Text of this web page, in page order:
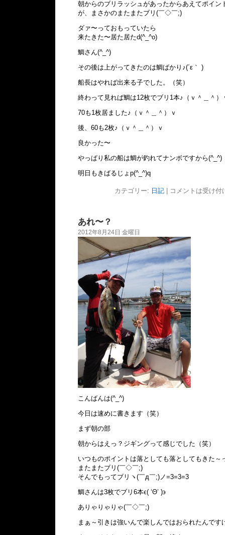
朝からのブリラッシュがあったからあえてポイン
が、まさかのまたまたブリ(￣◇￣;)
ダァ〜っておもっていたら
来たきた〜居た居たd(^_^o)
鯛さん(^_^)
その後は上がってきたのは鯛ばかり♪(´ε｀ )
船長はやれば出来る子でした。（笑）
終わって見れば鯛は12枚でブリ1本♪（ｖ＾＿＾）
70も1枚居ました♪（ｖ＾＿＾）ｖ
後、60も2枚♪（ｖ＾＿＾）ｖ
良かった〜
やっぱり私の船は鯛が釣れてナンボですから(^_^)
明日もきばるじょp(^_^)q
カテゴリー: 日記| コメントは受け付
あれ〜？
2012年8月24日 金曜日
こんばんは(^_^)
今日は速めに書きます（笑）
まず朝の部
朝からはえっ？ジギングって感じでした（笑）
いつものポイントは落としても落としてもきた～
またまたブリ(￣◇￣;)
そんでもってブリヽ(￣д￣;)ノ=3=3=3
鯛さんは3枚でブリ6本ϵ( ‘Θ’ )϶
ありゃりゃりゃ(￣◇￣;)
まぁ～引きは強いんで楽しんではおられたんです